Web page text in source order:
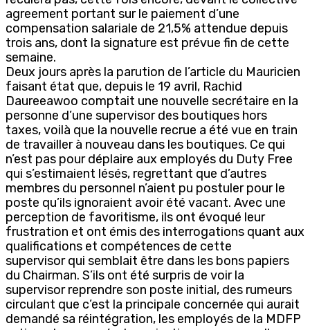
agreement portant sur le paiement d’une
compensation salariale de 21,5% attendue depuis
trois ans, dont la signature est prévue fin de cette
semaine.
Deux jours après la parution de l’article du Mauricien
faisant état que, depuis le 19 avril, Rachid
Daureeawoo comptait une nouvelle secrétaire en la
personne d’une supervisor des boutiques hors
taxes, voilà que la nouvelle recrue a été vue en train
de travailler à nouveau dans les boutiques. Ce qui
n’est pas pour déplaire aux employés du Duty Free
qui s’estimaient lésés, regrettant que d’autres
membres du personnel n’aient pu postuler pour le
poste qu’ils ignoraient avoir été vacant. Avec une
perception de favoritisme, ils ont évoqué leur
frustration et ont émis des interrogations quant aux
qualifications et compétences de cette
supervisor qui semblait être dans les bons papiers
du Chairman. S’ils ont été surpris de voir la
supervisor reprendre son poste initial, des rumeurs
circulant que c’est la principale concernée qui aurait
demandé sa réintégration, les employés de la MDFP